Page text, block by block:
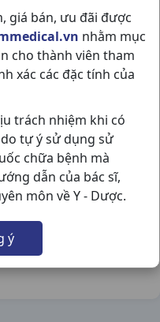
giá bán, ưu đãi được
nhằm mục
cho thành viên tham
xác các đặc tính của
trách nhiệm khi có
tự ý sử dụng sử
chữa bệnh mà
dẫn của bác sĩ,
môn về Y - Dược.
ý
Bổ,